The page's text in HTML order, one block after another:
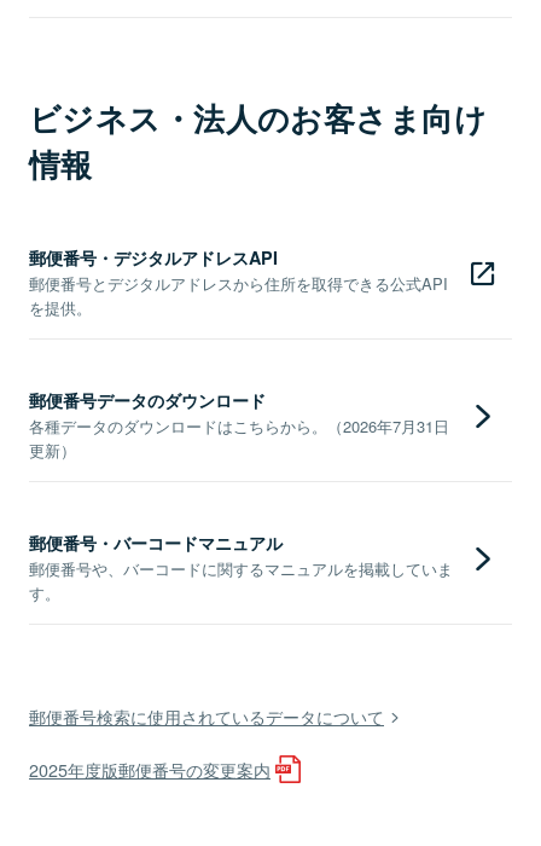
ビジネス・法人のお客さま向け
情報
郵便番号・デジタルアドレスAPI
郵便番号とデジタルアドレスから住所を取得できる公式API
を提供。
郵便番号データのダウンロード
各種データのダウンロードはこちらから。（2026年7月31日
更新）
郵便番号・バーコードマニュアル
郵便番号や、バーコードに関するマニュアルを掲載していま
す。
郵便番号検索に使用されているデータについて
2025年度版郵便番号の変更案内